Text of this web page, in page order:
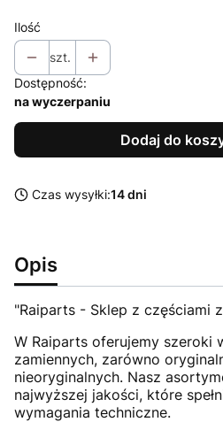
Ilość
szt.
Dostępność:
na wyczerpaniu
Dodaj do
Czas wysyłki:14 dni
Opis
"Raiparts - Sklep z częściami
W Raiparts oferujemy szeroki
zamiennych, zarówno
nieoryginalnych. Nasz
najwyższej jakości, które
wymagania techniczne.